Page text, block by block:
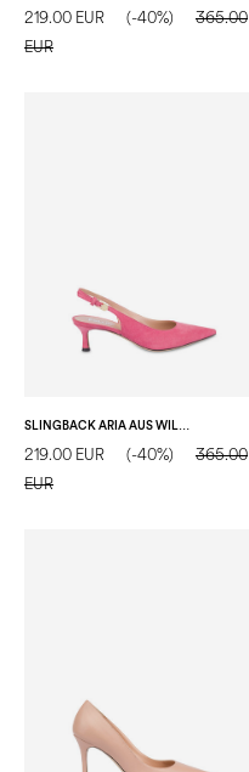
219.00 EUR (-40%)
365.00
EUR
SLINGBACK ARIA AUS WILDLEDER
219.00 EUR (-40%)
365.00
EUR